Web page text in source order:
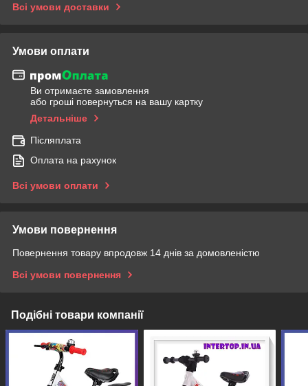
Всі умови доставки
Умови оплати
Ви отримаєте замовлення
або гроші повернуться на вашу картку
Детальніше
Післяплата
Оплата на рахунок
Всі умови оплати
Умови повернення
Повернення товару впродовж 14 днів за домовленістю
Всі умови повернення
Подібні товари компанії